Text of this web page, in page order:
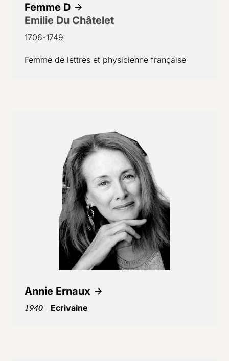
Femme D
Emilie Du Châtelet
1706-1749
Femme de lettres et physicienne française
Annie Ernaux
1940 - Ecrivaine